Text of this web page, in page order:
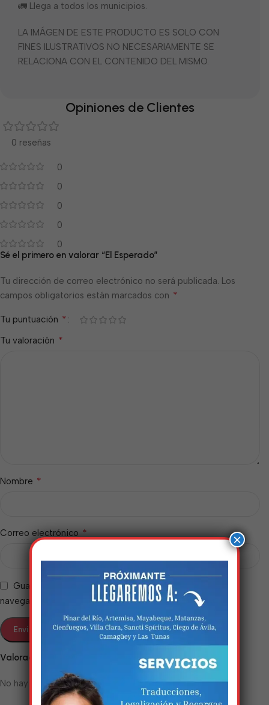
🚛 Llega a todos los municipios.
LA IMÁGEN DE ESTE PRODUCTO ES SOLO CON
FINES ILUSTRATIVOS NO NECESARIAMENTE SE
RELACIONA CON EL CONTENIDO DEL MISMO.
Opiniones de Clientes
0 reseñas
0
0
0
0
0
Valoraciones
No hay valoraciones aún.
Sé el primero en valorar “El Esperado”
Tu dirección de correo electrónico no será publicada. Los
campos obligatorios están marcados con *
Tu puntuación *
Tu valoración *
Nombre *
Correo electrónico*
Guarda mi nombre, correo electrónico y web en este
navegador para la próxima vez que comente.
×
Estamos trabalhando
nisso!
Em breve, esta página estará
disponível com novidades